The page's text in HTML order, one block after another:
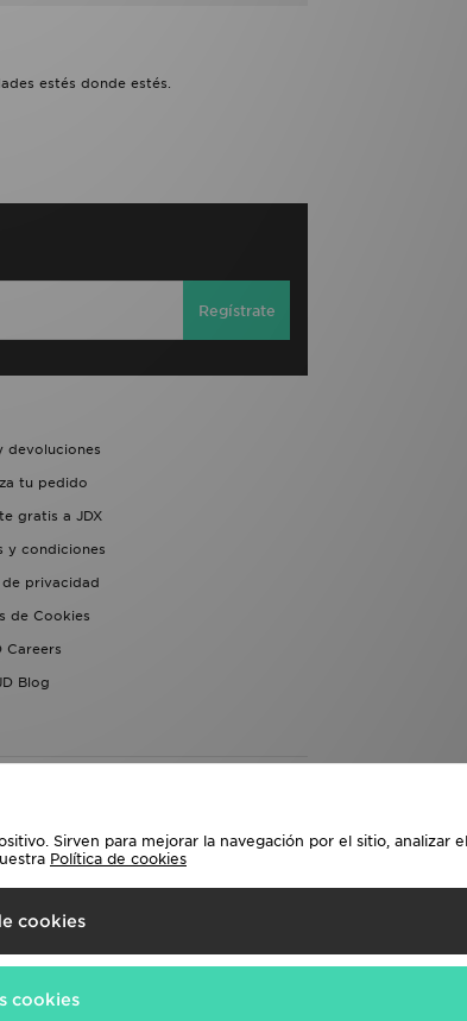
estés donde estés.
Regístrate
devoluciones
tu pedido
gratis a JDX
y condiciones
privacidad
de Cookies
Careers
Blog
Sirven para mejorar la navegación por el sitio, analizar
Política de cookies
cookies
cookies